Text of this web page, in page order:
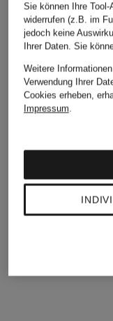
ASICS
CUMULUS 28
ab 139,95 €
Sie können Ihre
widerrufen (z.B. im
jedoch keine
Ihrer Daten. Sie
Weitere
Verwendung Ihrer
Cookies erheben,
Impressum.